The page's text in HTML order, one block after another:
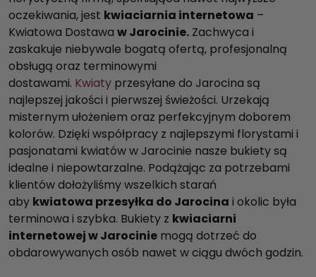
oczekiwania, jest kwiaciarnia internetowa –
Kwiatowa Dostawa w Jarocinie. Zachwyca i
zaskakuje niebywale bogatą ofertą, profesjonalną
obsługą oraz terminowymi
dostawami. Kwiaty przesyłane do Jarocina są
najlepszej jakości i pierwszej świeżości. Urzekają
misternym ułożeniem oraz perfekcyjnym doborem
kolorów. Dzięki współpracy z najlepszymi florystami i
pasjonatami kwiatów w Jarocinie nasze bukiety są
idealne i niepowtarzalne. Podążając za potrzebami
klientów dołożyliśmy wszelkich starań
aby kwiatowa przesyłka do Jarocina i okolic była
terminowa i szybka. Bukiety z kwiaciarni
internetowej w Jarocinie mogą dotrzeć do
obdarowywanych osób nawet w ciągu dwóch godzin.